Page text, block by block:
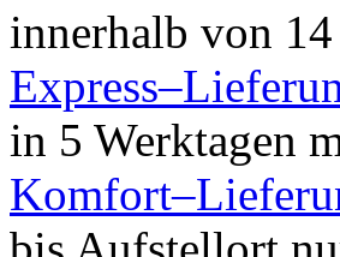
innerhalb von 14
in 5 Werktagen